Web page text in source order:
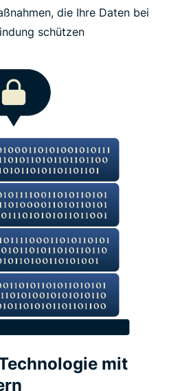
sagen
und mehr, 100 %
Datenschutz
für leistungsstarke
und Filterfunktionen
mit ExpressKeys
die Ihre Daten bei
schützen
mit